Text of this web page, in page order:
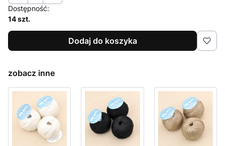
Dostępność:
14 szt.
Dodaj do koszyka
zobacz inne